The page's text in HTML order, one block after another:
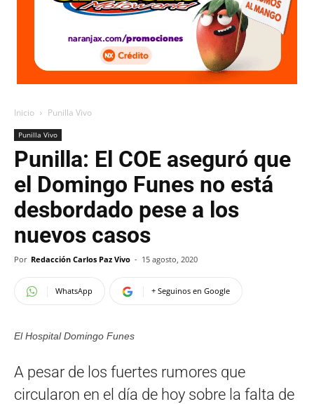
Inicio Punilla Vivo
Punilla Vivo
Punilla: El COE aseguró que
el Domingo Funes no está
desbordado pese a los
nuevos casos
Por Redacción Carlos Paz Vivo - 15 agosto, 2020
WhatsApp + Seguinos en Google
El Hospital Domingo Funes
A pesar de los fuertes rumores que
circularon en el día de hoy sobre la falta de